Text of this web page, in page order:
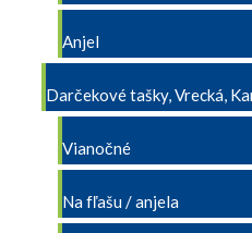
Anjel
Darčekové tašky, Vrecká,
Vianočné
Na fľašu / anjela